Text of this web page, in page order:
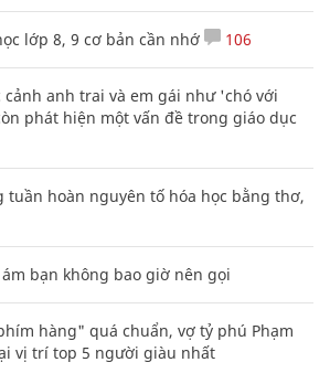
lớp 8, 9 cơ bản cần nhớ 106
anh trai và em gái như 'chó với
phát hiện một vấn đề trong giáo dục
tuần hoàn nguyên tố hóa học bằng thơ,
bạn không bao giờ nên gọi
hàng" quá chuẩn, vợ tỷ phú Phạm
vị trí top 5 người giàu nhất